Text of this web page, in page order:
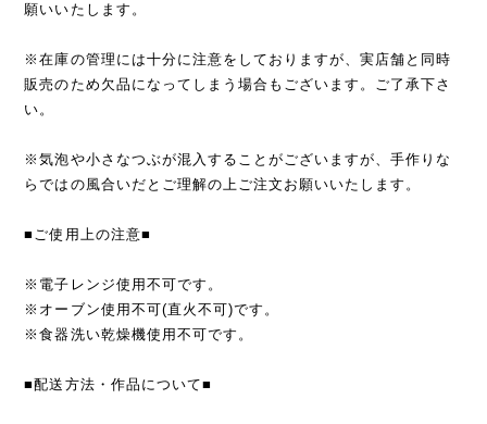
願いいたします。
※在庫の管理には十分に注意をしておりますが、実店舗と同時
販売のため欠品になってしまう場合もございます。ご了承下さ
い。
※気泡や小さなつぶが混入することがございますが、手作りな
らではの風合いだとご理解の上ご注文お願いいたします。
■ご使用上の注意■
※電子レンジ使用不可です。
※オーブン使用不可(直火不可)です。
※食器洗い乾燥機使用不可です。
■配送方法・作品について■